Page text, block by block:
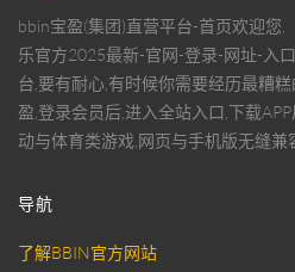
bbin宝盈(集团)直营平台-首页欢迎您,
乐官方2025最新-官网-登录-网址-入
台,要有耐心,有时候你需要经历最糟
盈,登录会员后,进入全站入口,下载
动与体育类游戏,网页与手机版无缝兼
导航
了解BBIN官方网站